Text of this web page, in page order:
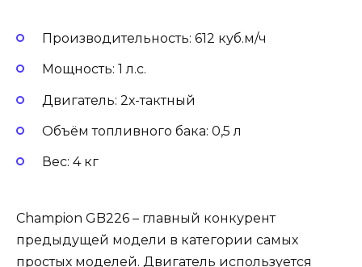
Производительность: 612 куб.м/ч
Мощность: 1 л.с.
Двигатель: 2х-тактный
Объём топливного бака: 0,5 л
Вес: 4 кг
Champion GB226 – главный конкурент
предыдущей модели в категории самых
простых моделей. Двигатель используется